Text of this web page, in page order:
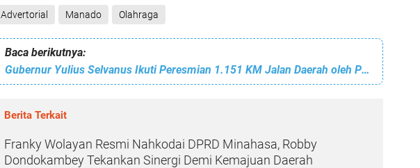
Advertorial Manado Olahraga
Baca berikutnya:
Gubernur Yulius Selvanus Ikuti Peresmian 1.151 KM Jalan Daerah oleh Presiden Prabowo Secara Virtual dari Wisma Negara
Berita Terkait
Franky Wolayan Resmi Nahkodai DPRD Minahasa, Robby
Dondokambey Tekankan Sinergi Demi Kemajuan Daerah